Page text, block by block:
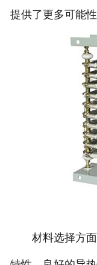
提供了更多可能性
材料选择方面